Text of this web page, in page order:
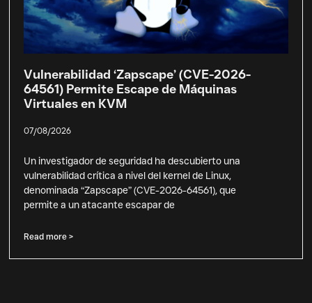
Vulnerabilidad ‘Zapscape’ (CVE-2026-
64561) Permite Escape de Máquinas
Virtuales en KVM
07/08/2026
Un investigador de seguridad ha descubierto una
vulnerabilidad crítica a nivel del kernel de Linux,
denominada “Zapscape” (CVE-2026-64561), que
permite a un atacante escapar de
Read more >